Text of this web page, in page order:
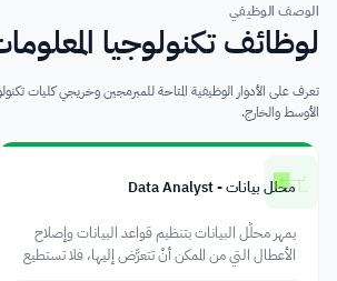
الوصف الوظيفي
لوظائف تكنولوجيا
تعرف على الأدوار الوظيفية المتاحة للمبرمجين وخريجي كليات
الأوسط والخارج.
محلل بيانات - Data Analyst
يمهر محلِّل البيانات بتنظيم قواعد البيانات وإصلاح
الأعطال التي من الممكن أنْ تتعرَّض إليها، فلا تستطيع